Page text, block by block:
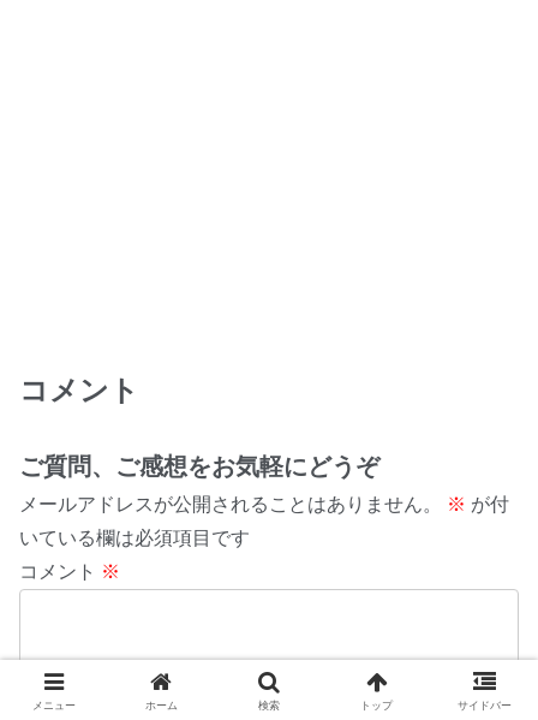
コメント
ご質問、ご感想をお気軽にどうぞ
メールアドレスが公開されることはありません。 ※ が付
いている欄は必須項目です
コメント ※
メニュー ホーム 検索 トップ サイドバー